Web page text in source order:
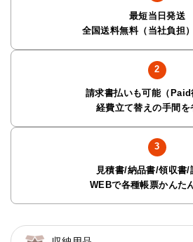
最短当日発送
全国送料無料（当社負担
請求書払いも可能（Paid
経費立て替えの手間を
見積書/納品書/領収書/
WEBで各種帳票かんた